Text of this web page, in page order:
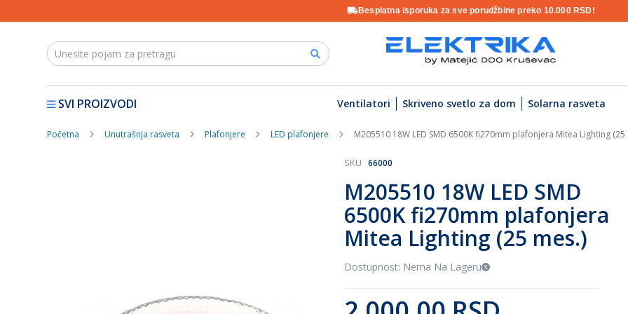
Besplatna isporuka za sve porudžbine preko 10.000 RSD!
SVI PROIZVODI Ventilatori Skriveno svetlo za dom Solarna rasveta
Početna Unutrašnja rasveta Plafonjere LED plafonjere M205510 18W LED SMD 6500K fi270mm plafonjera Mitea Lighting (25
M205510 18W LED SMD
6500K fi270mm plafonjera
Mitea Lighting (25 mes.)
SKU 66000
Dostupnost: Nema Na Lageru